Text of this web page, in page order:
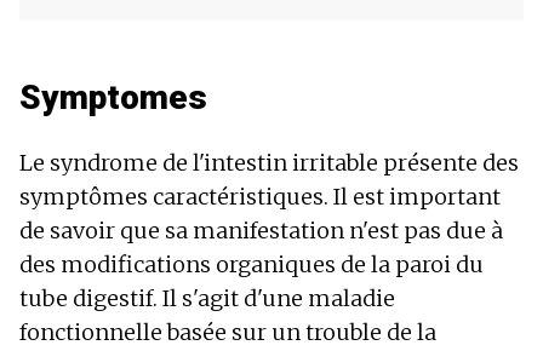
Symptomes
Le syndrome de l'intestin irritable présente des
symptômes caractéristiques. Il est important
de savoir que sa manifestation n'est pas due à
des modifications organiques de la paroi du
tube digestif. Il s'agit d'une maladie
fonctionnelle basée sur un trouble de la